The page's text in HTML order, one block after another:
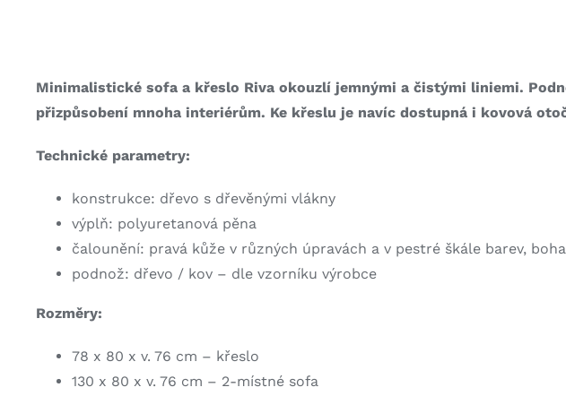
Minimalistické sofa a křeslo Riva okouzlí jemnými a čistými liniemi.
přizpůsobení mnoha interiérům. Ke křeslu je navíc dostupná i kovová
Technické parametry:
konstrukce: dřevo s dřevěnými vlákny
výplň: polyuretanová pěna
čalounění: pravá kůže v různých úpravách a v pestré škále barev,
podnož: dřevo / kov – dle vzorníku výrobce
Rozměry:
78 x 80 x v. 76 cm – křeslo
130 x 80 x v. 76 cm – 2-místné sofa